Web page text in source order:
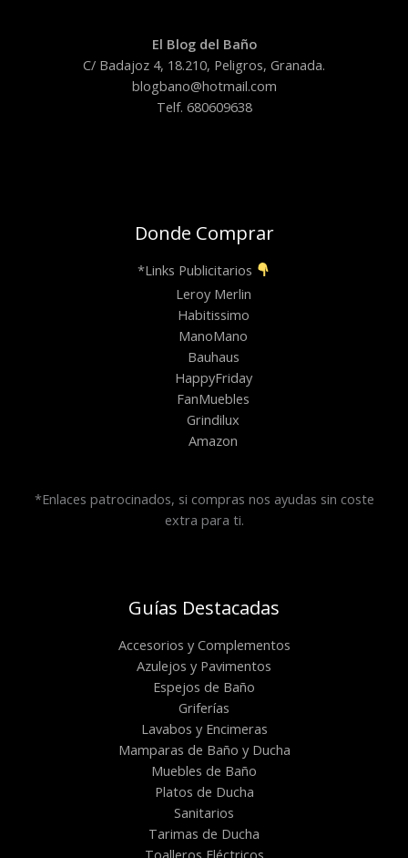
El Blog del Baño
C/ Badajoz 4, 18.210, Peligros, Granada.
blogbano@hotmail.com
Telf. 680609638
Donde Comprar
*Links Publicitarios
Leroy Merlin
Habitissimo
ManoMano
Bauhaus
HappyFriday
FanMuebles
Grindilux
Amazon
*Enlaces patrocinados, si compras nos ayudas sin coste
extra para ti.
Guías Destacadas
Accesorios y Complementos
Azulejos y Pavimentos
Espejos de Baño
Griferías
Lavabos y Encimeras
Mamparas de Baño y Ducha
Muebles de Baño
Platos de Ducha
Sanitarios
Tarimas de Ducha